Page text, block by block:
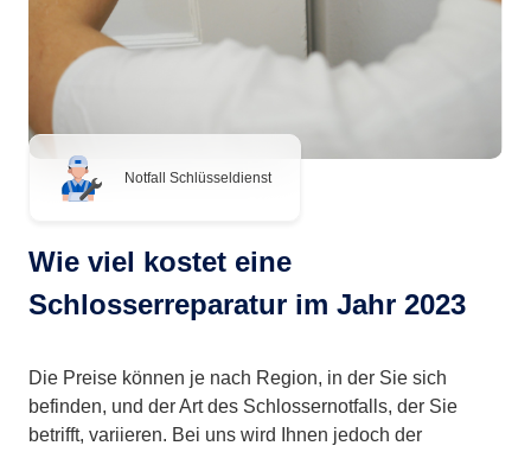
Notfall Schlüsseldienst
Wie viel kostet eine
Schlosserreparatur im Jahr 2023
Die Preise können je nach Region, in der Sie sich
befinden, und der Art des Schlossernotfalls, der Sie
betrifft, variieren. Bei uns wird Ihnen jedoch der